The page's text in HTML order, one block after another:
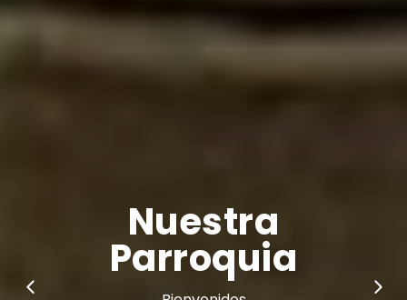
Nuestras Fiestas
Bienvenidos